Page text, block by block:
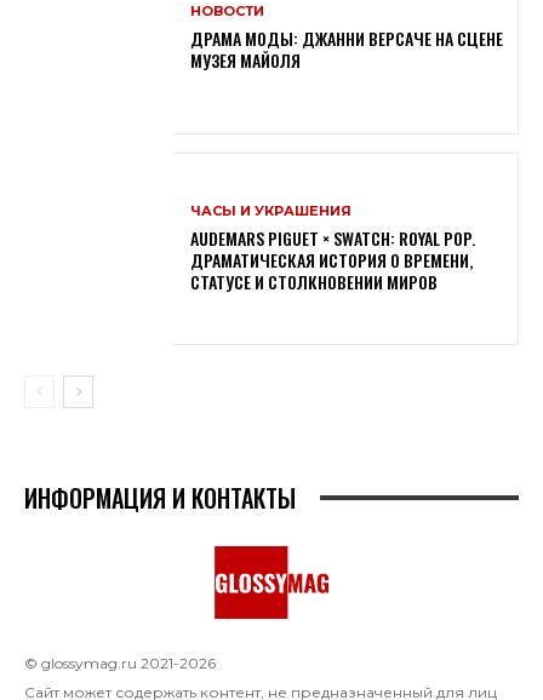
НОВОСТИ
ДРАМА МОДЫ: ДЖАННИ ВЕРСАЧЕ НА СЦЕНЕ
МУЗЕЯ МАЙОЛЯ
ЧАСЫ И УКРАШЕНИЯ
AUDEMARS PIGUET × SWATCH: ROYAL POP.
ДРАМАТИЧЕСКАЯ ИСТОРИЯ О ВРЕМЕНИ,
СТАТУСЕ И СТОЛКНОВЕНИИ МИРОВ
ИНФОРМАЦИЯ И КОНТАКТЫ
© glossymag.ru 2021-2026
Сайт может содержать контент, не предназначенный для лиц